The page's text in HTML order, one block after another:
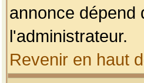
annonce dépend
l'administrateur.
Revenir en haut